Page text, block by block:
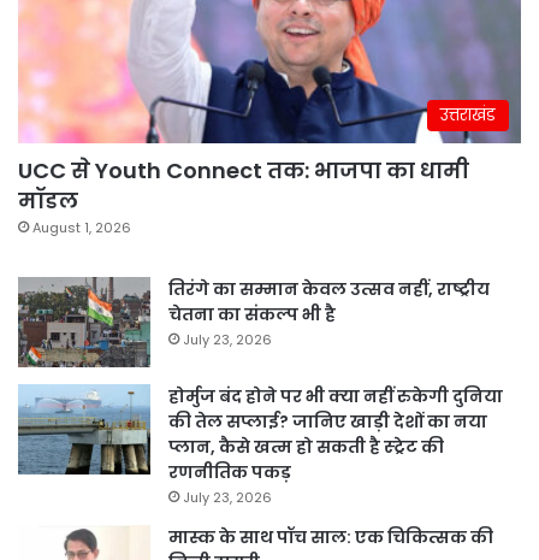
उत्तराखंड
UCC से Youth Connect तक: भाजपा का धामी
मॉडल
August 1, 2026
तिरंगे का सम्मान केवल उत्सव नहीं, राष्ट्रीय
चेतना का संकल्प भी है
July 23, 2026
होर्मुज बंद होने पर भी क्या नहीं रुकेगी दुनिया
की तेल सप्लाई? जानिए खाड़ी देशों का नया
प्लान, कैसे खत्म हो सकती है स्ट्रेट की
रणनीतिक पकड़
July 23, 2026
मास्क के साथ पॉच साल: एक चिकित्सक की